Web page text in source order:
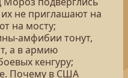
не приглашают на
на мосту;
амфибии тонут,
а в армию
кенгуру;
Почему в США